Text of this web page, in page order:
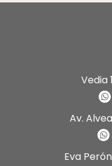
Vedia
Av.
Eva